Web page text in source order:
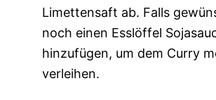
Limettensaft ab. Falls
noch einen Esslöffel
hinzufügen, um dem Curry
verleihen.